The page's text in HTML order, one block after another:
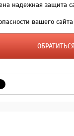
надежная защита
вашего